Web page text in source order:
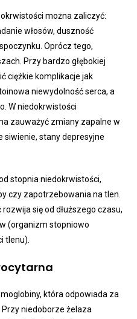
można zaliczyć:
włosów, duszność
Oprócz tego,
Przy bardzo głębokiej
ciężkie komplikacje jak
niewydolność serca, a
W niedokrwistości
zauważyć zmiany zapalne w
siwienie, stany depresyjne
stopnia niedokrwistości,
czy zapotrzebowania na tlen.
się od dłuższego czasu,
(organizm stopniowo
tlenu).
która odpowiada za
niedoborze żelaza